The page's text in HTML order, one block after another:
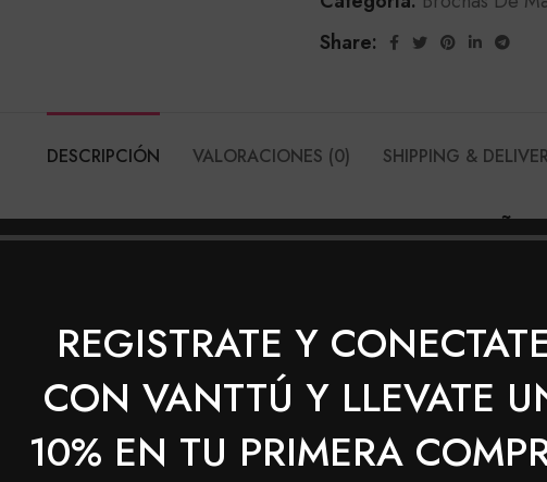
REGISTRATE Y
CON VANTTÚ Y LLEVATE
10% EN TU PRIMERA
Share:
DESCRIPCIÓN VALORACIONES (0) SHIPPING &
PFIFFERY PINCEL PARA CEJAS & PESTAÑAS
mirada más expresiva.